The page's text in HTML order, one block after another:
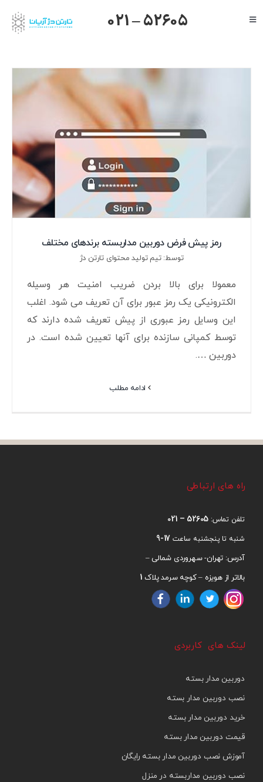
to
Toggle
گرنداستریم
021 – 52605
رمز پیش فرض دوربین مداربسته برندهای مختلف
توسط: تیم تولید محتوای تارتن دژ
معمولا برای بالا بردن ضریب امنیت هر وسیله
الکترونیکی یک رمز عبور برای آن تعریف می شود. اغلب
این وسایل رمز عبوری از پیش تعریف شده دارند که
توسط کمپانی سازنده برای آنها تعیین شده است. در
دوربین ….
ادامه مطلب
راه های ارتباطی
تلفن تماس: 52605 – 021
شنبه تا پنجشنبه ساعت 17-9
آدرس: تهران- سهروردی شمالی –
بالاتر از هویزه – کوچه سرمد پلاک 1
لینک های کاربردی
دوربین مدار بسته
نصب دوربین مدار بسته
خرید دوربین مدار بسته
قیمت دوربین مدار بسته
آموزش نصب دوربین مدار بسته رایگان
نصب دوربین مداربسته در منزل